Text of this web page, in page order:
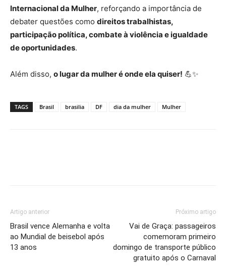
Internacional da Mulher, reforçando a importância de
debater questões como direitos trabalhistas,
participação política, combate à violência e igualdade
de oportunidades.
Além disso, o lugar da mulher é onde ela quiser! 💪✨
TAGS Brasil brasilia DF dia da mulher Mulher
Artigo anterior
Brasil vence Alemanha e volta
ao Mundial de beisebol após
13 anos
Próximo artigo
Vai de Graça: passageiros
comemoram primeiro
domingo de transporte público
gratuito após o Carnaval